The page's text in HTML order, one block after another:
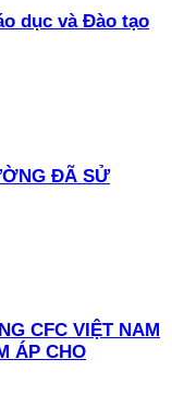
dục và Đào tạo
ĐÃ SỬ
CFC VIỆT NAM
ÁP CHO